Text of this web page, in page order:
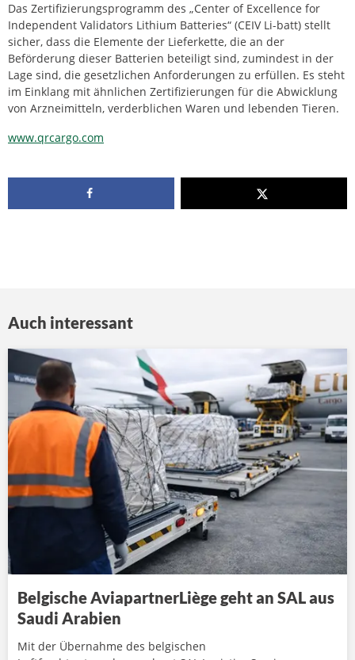
Das Zertifizierungsprogramm des „Center of Excellence for
Independent Validators Lithium Batteries“ (CEIV Li-batt) stellt
sicher, dass die Elemente der Lieferkette, die an der
Beförderung dieser Batterien beteiligt sind, zumindest in der
Lage sind, die gesetzlichen Anforderungen zu erfüllen. Es steht
im Einklang mit ähnlichen Zertifizierungen für die Abwicklung
von Arzneimitteln, verderblichen Waren und lebenden Tieren.
www.qrcargo.com
Auch interessant
Belgische AviapartnerLiège geht an SAL aus
Saudi Arabien
Mit der Übernahme des belgischen